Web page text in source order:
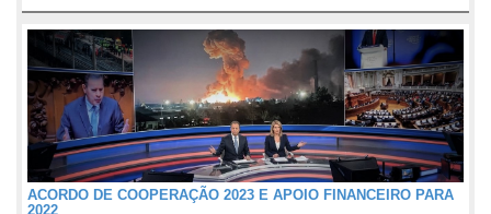
ACORDO DE COOPERAÇÃO 2023 E APOIO FINANCEIRO PARA
2022